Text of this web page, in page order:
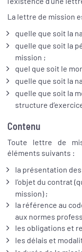
La lettre de mission
quelle que soit la
quelle que soit la
mission ;
quel que soit le
quelle que soit la
quelle que soit la
structure
Contenu
Toute lettre de
éléments suivants :
la présentation
l’objet du contrat
mission) ;
la référence au
aux normes
les obligations et
les délais et